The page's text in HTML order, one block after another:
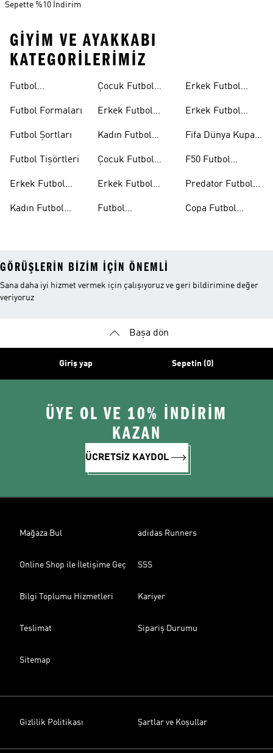
Sepette %10 İndirim
GIYIM VE AYAKKABI
KATEGORILERIMIZ
Futbol
Futbol Formaları
Futbol Şortları
Futbol Tişörtleri
Erkek Futbol
Kadın Futbol
Çocuk Futbol
Erkek Futbol
Kadın Futbol
Çocuk Futbol
Erkek Futbol
Futbol
Erkek Futbol
Erkek Futbol
Fifa Dünya Kupası
F50 Futbol
Predator Futbol
Copa Futbol
GÖRÜŞLERIN BIZIM IÇIN ÖNEMLI
Sana daha iyi hizmet vermek için çalışıyoruz ve geri bildirimine değer
veriyoruz
Başa dön
Giriş yap Sepetin (0)
ÜYE OL VE 10% İNDİRİM
KAZAN
ÜCRETSİZ KAYDOL
Mağaza Bul adidas Runners
Online Shop ile İletişime Geç SSS
Bilgi Toplumu Hizmetleri Kariyer
Teslimat Sipariş Durumu
Sitemap
Gizlilik Politikası Şartlar ve Koşullar